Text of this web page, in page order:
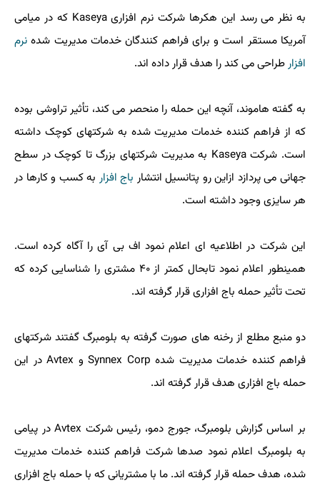
به نظر می رسد این هکرها شرکت نرم افزاری Kaseya که در میامی
آمریکا مستقر است و برای فراهم کنندگان خدمات مدیریت شده نرم
افزارطراحی می کند را هدف قرار داده اند.
به گفته هاموند، آنچه این حمله را منحصر می کند، تأثیر تراوشی بوده
که از فراهم کننده خدمات مدیریت شده به شرکتهای کوچک داشته
است. شرکت Kaseya به مدیریت شرکتهای بزرگ تا کوچک در سطح
جهانی می پردازد ازاین رو پتانسیل انتشار باج افزار به کسب و کارها در
هر سایزی وجود داشته است.
این شرکت در اطلاعیه ای اعلام نمود اف بی آی را آگاه کرده است.
همینطور اعلام نمود تابحال کمتر از ۴۰ مشتری را شناسایی کرده که
تحت تأثیر حمله باج افزاری قرار گرفته اند.
دو منبع مطلع از رخنه های صورت گرفته به بلومبرگ گفتند شرکتهای
فراهم کننده خدمات مدیریت شده Synnex Corp و Avtex در این
حمله باج افزاری هدف قرار گرفته اند.
بر اساس گزارش بلومبرگ، جورج دمو، رئیس شرکت Avtex در پیامی
به بلومبرگ اعلام نمود صدها شرکت فراهم کننده خدمات مدیریت
شده، هدف حمله قرار گرفته اند. ما با مشتریانی که با حمله باج افزاری